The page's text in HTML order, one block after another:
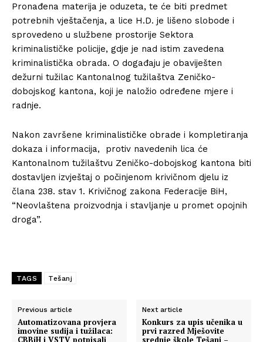
Pronađena materija je oduzeta, te će biti predmet
potrebnih vještačenja, a lice H.D. je lišeno slobode i
sprovedeno u službene prostorije Sektora
kriminalističke policije, gdje je nad istim zavedena
kriminalistička obrada. O događaju je obaviješten
dežurni tužilac Kantonalnog tužilaštva Zeničko-
dobojskog kantona, koji je naložio određene mjere i
radnje.
Nakon završene kriminalističke obrade i kompletiranja
dokaza i informacija, protiv navedenih lica će
Kantonalnom tužilaštvu Zeničko-dobojskog kantona biti
dostavljen izvještaj o počinjenom krivičnom djelu iz
člana 238. stav 1. Krivičnog zakona Federacije BiH,
“Neovlaštena proizvodnja i stavljanje u promet opojnih
droga”.
TAGS Tešanj
Previous article
Automatizovana provjera
imovine sudija i tužilaca:
CBBiH i VSTV potpisali
Next article
Konkurs za upis učenika u
prvi razred Mješovite
srednje škole Tešanj –